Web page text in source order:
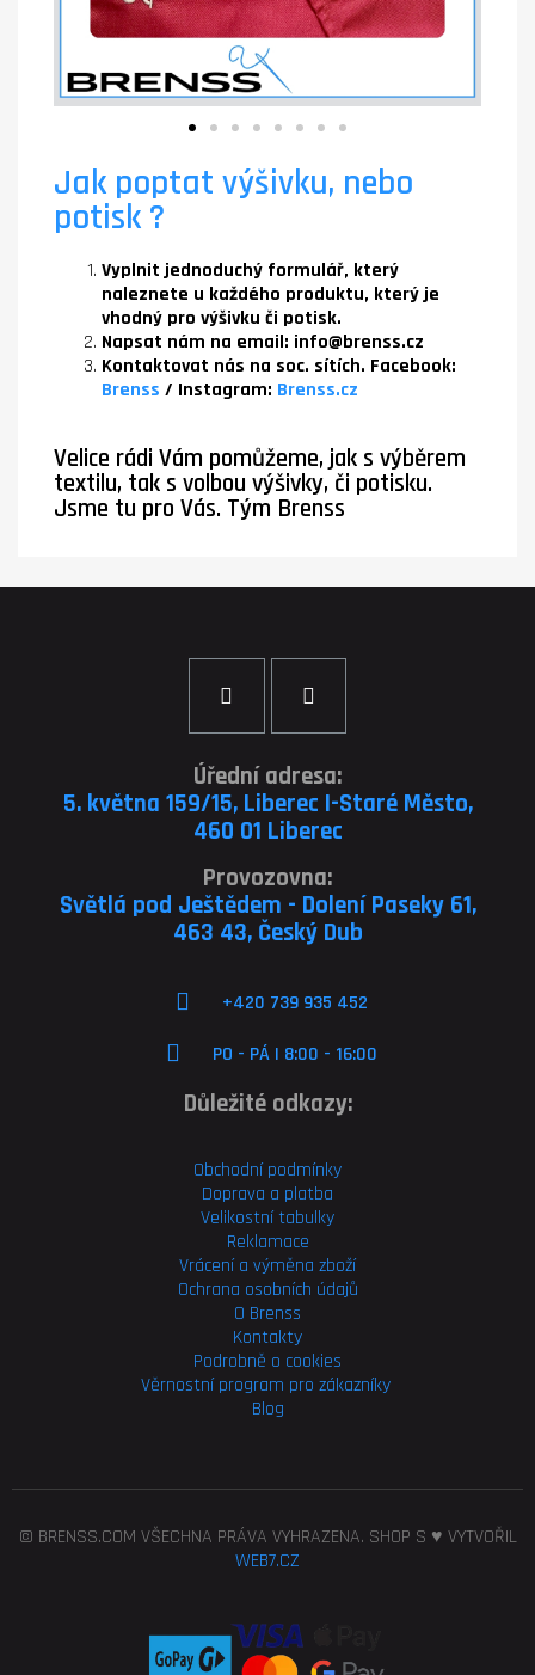
Jak poptat výšivku, nebo
potisk ?
Vyplnit jednoduchý formulář, který
naleznete u každého produktu, který je
vhodný pro výšivku či potisk.
Napsat nám na email: info@brenss.cz
Kontaktovat nás na soc. sítích. Facebook:
Brenss / Instagram: Brenss.cz
Velice rádi Vám pomůžeme, jak s výběrem
textilu, tak s volbou výšivky, či potisku.
Jsme tu pro Vás. Tým Brenss
Úřední adresa:
5. května 159/15, Liberec I-Staré Město,
460 01 Liberec
Provozovna:
Světlá pod Ještědem - Dolení Paseky 61,
463 43, Český Dub
+420 739 935 452
PO - PÁ | 8:00 - 16:00
Důležité odkazy:
Obchodní podmínky
Doprava a platba
Velikostní tabulky
Reklamace
Vrácení a výměna zboží
Ochrana osobních údajů
O Brenss
Kontakty
Podrobně o cookies
Věrnostní program pro zákazníky
Blog
© BRENSS.COM VŠECHNA PRÁVA VYHRAZENA. SHOP S ♥ VYTVOŘIL
WEB7.CZ